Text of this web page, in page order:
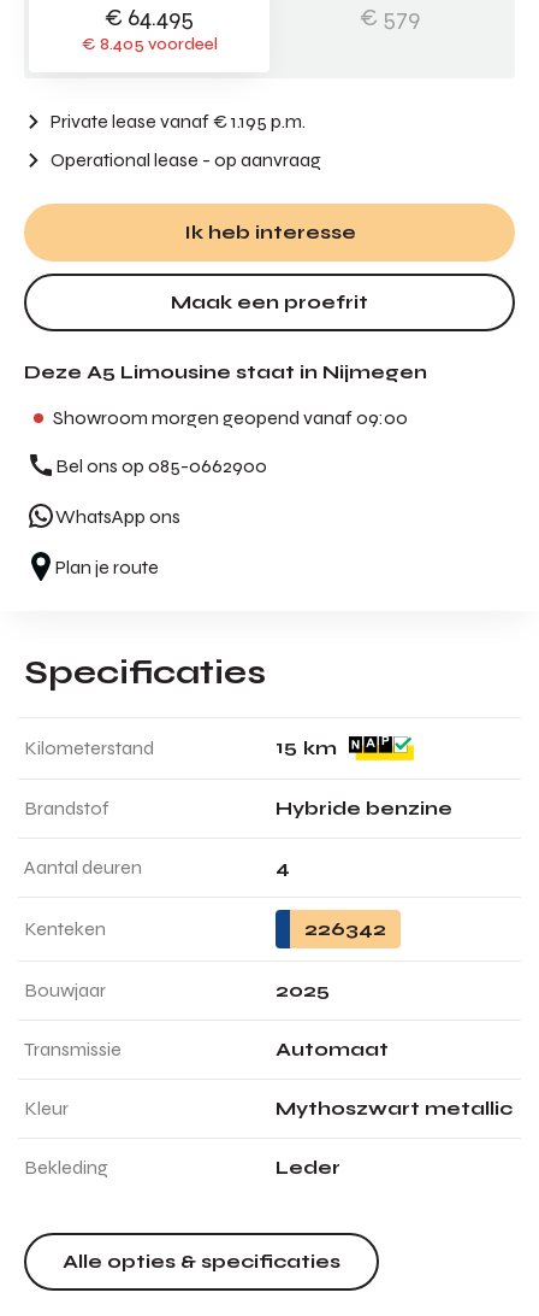
€ 64.495
€ 8.405 voordeel
€ 579
Private lease vanaf € 1.195 p.m.
Operational lease - op aanvraag
Ik heb interesse
Maak een proefrit
Deze A5 Limousine staat in Nijmegen
Showroom morgen geopend vanaf 09:00
Bel ons op 085-0662900
WhatsApp ons
Plan je route
Specificaties
Kilometerstand 15 km
Brandstof Hybride benzine
Aantal deuren 4
Kenteken 226342
Bouwjaar 2025
Transmissie Automaat
Kleur Mythoszwart metallic
Bekleding Leder
Alle opties & specificaties